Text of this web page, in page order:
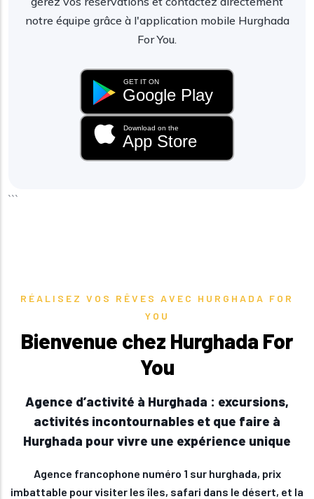
notre équipe grâce à l'application mobile Hurghada
For You.
GET IT ON
Google Play
Download on the
App Store
```
RÉALISEZ VOS RÊVES AVEC HURGHADA FOR
YOU
Bienvenue chez Hurghada For
You
Agence d’activité à Hurghada : excursions,
activités incontournables et que faire à
Hurghada pour vivre une expérience unique
Agence francophone numéro 1 sur hurghada, prix
imbattable pour visiter les îles, safari dans le désert, et la